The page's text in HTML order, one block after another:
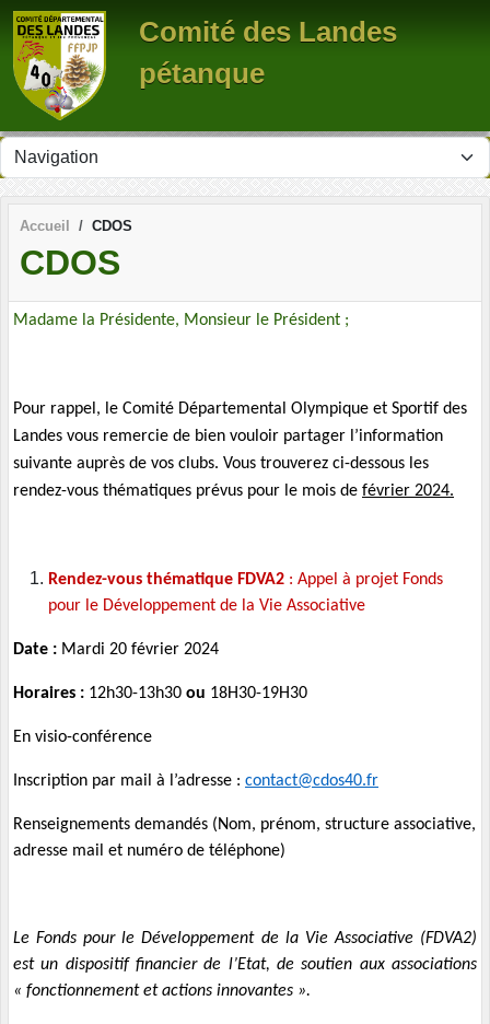
Comité des Landes
pétanque
Accueil CDOS
CDOS
Madame la Présidente, Monsieur le Président ;
Pour rappel, le Comité Départemental Olympique et Sportif des
Landes vous remercie de bien vouloir partager l’information
suivante auprès de vos clubs. Vous trouverez ci-dessous les
rendez-vous thématiques prévus pour le mois de février 2024.
Rendez-vous thématique FDVA2 : Appel à projet Fonds
pour le Développement de la Vie Associative
Date : Mardi 20 février 2024
Horaires : 12h30-13h30 ou 18H30-19H30
En visio-conférence
Inscription par mail à l’adresse : contact@cdos40.fr
Renseignements demandés (Nom, prénom, structure associative,
adresse mail et numéro de téléphone)
Le Fonds pour le Développement de la Vie Associative (FDVA2)
est un dispositif financier de l’Etat, de soutien aux associations
« fonctionnement et actions innovantes ».
Panneau de gestion des cookies